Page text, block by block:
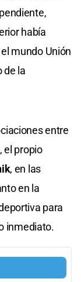
había
mundo Unión
de la
entre
, el propio
, en las
en la
para
inmediato.